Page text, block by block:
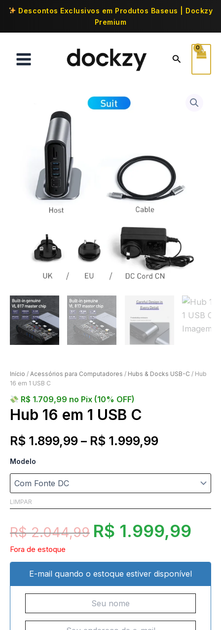
Descontos Exclusivos em Produtos Baseus | Dockzy
Premium
Início / Acessórios para Computadores / Hubs & Docks USB-C / Hub
16 em 1 USB C
R$ 1.709,99 no Pix (10% OFF)
Hub 16 em 1 USB C
R$ 1.899,99 – R$ 1.999,99
Modelo
LIMPAR
R$2.044,99 R$ 1.999,99
Fora de estoque
E-mail quando o estoque estiver disponível